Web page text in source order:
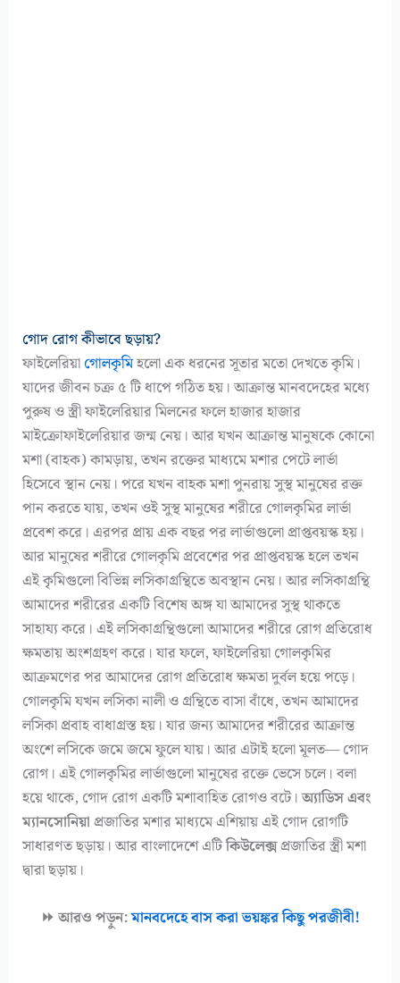
গোদ রোগ কীভাবে ছড়ায়?
ফাইলেরিয়াগোলকৃমিহলো এক ধরনের সূতার মতো দেখতে কৃমি।
যাদের জীবন চক্র ৫ টি ধাপে গঠিত হয়। আক্রান্ত মানবদেহের মধ্যে
পুরুষ ও স্ত্রী ফাইলেরিয়ার মিলনের ফলে হাজার হাজার
মাইক্রোফাইলেরিয়ার জন্ম নেয়। আর যখন আক্রান্ত মানুষকে কোনো
মশা (বাহক) কামড়ায়, তখন রক্তের মাধ্যমে মশার পেটে লার্ভা
হিসেবে স্থান নেয়। পরে যখন বাহক মশা পুনরায় সুস্থ মানুষের রক্ত
পান করতে যায়, তখন ওই সুস্থ মানুষের শরীরে গোলকৃমির লার্ভা
প্রবেশ করে। এরপর প্রায় এক বছর পর লার্ভাগুলো প্রাপ্তবয়স্ক হয়।
আর মানুষের শরীরে গোলকৃমি প্রবেশের পর প্রাপ্তবয়স্ক হলে তখন
এই কৃমিগুলো বিভিন্ন লসিকাগ্রন্থিতে অবস্থান নেয়। আর লসিকাগ্রন্থি
আমাদের শরীরের একটি বিশেষ অঙ্গ যা আমাদের সুস্থ থাকতে
সাহায্য করে। এই লসিকাগ্রন্থিগুলো আমাদের শরীরে রোগ প্রতিরোধ
ক্ষমতায় অংশগ্রহণ করে। যার ফলে, ফাইলেরিয়া গোলকৃমির
আক্রমণের পর আমাদের রোগ প্রতিরোধ ক্ষমতা দুর্বল হয়ে পড়ে।
গোলকৃমি যখন লসিকা নালী ও গ্রন্থিতে বাসা বাঁধে, তখন আমাদের
লসিকা প্রবাহ বাধাগ্রস্ত হয়। যার জন্য আমাদের শরীরের আক্রান্ত
অংশে লসিকে জমে জমে ফুলে যায়। আর এটাই হলো মূলত— গোদ
রোগ। এই গোলকৃমির লার্ভাগুলো মানুষের রক্তে ভেসে চলে। বলা
হয়ে থাকে, গোদ রোগ একটি মশাবাহিত রোগও বটে।অ্যাডিস এবং
ম্যানসোনিয়াপ্রজাতির মশার মাধ্যমে এশিয়ায় এই গোদ রোগটি
সাধারণত ছড়ায়। আর বাংলাদেশে এটিকিউলেক্সপ্রজাতির স্ত্রী মশা
দ্বারা ছড়ায়।
⏩ আরও পড়ুন:মানবদেহে বাস করা ভয়ঙ্কর কিছু পরজীবী!